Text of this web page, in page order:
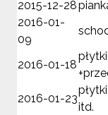
2015-12-28
2016-01-
09
2016-01-18
2016-01-23
itd.